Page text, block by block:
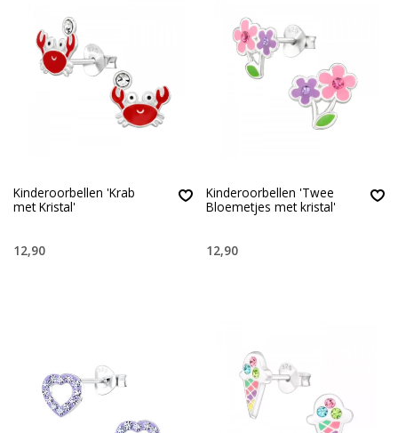
Kinderoorbellen 'Krab
met Kristal'
12,90
Kinderoorbellen 'Twee
Bloemetjes met kristal'
12,90